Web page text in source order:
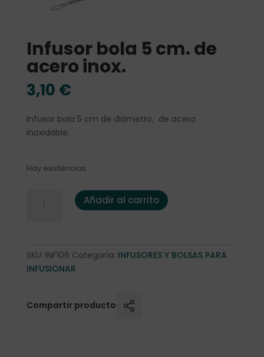
Infusor bola 5 cm. de
acero inox.
3,10 €
Infusor bola 5 cm de diámetro, de acero
inoxidable.
Hay existencias
Infusor bola 5 cm. de acero inox. cantidad
Añadir al carrito
SKU: INF106 Categoría: INFUSORES Y BOLSAS PARA
INFUSIONAR
Compartir producto